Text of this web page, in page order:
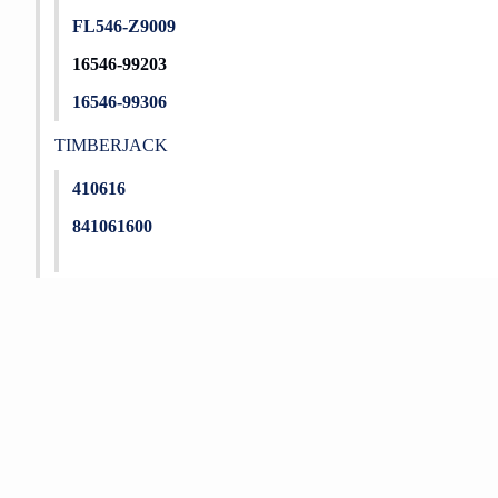
FL546-Z9009
16546-99203
16546-99306
TIMBERJACK
410616
841061600